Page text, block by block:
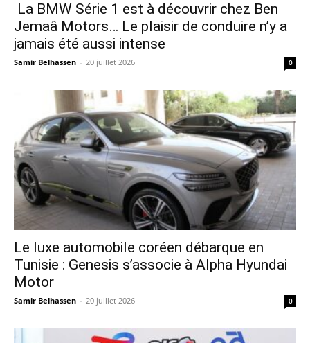
La BMW Série 1 est à découvrir chez Ben
Jemaâ Motors… Le plaisir de conduire n’y a
jamais été aussi intense
Samir Belhassen - 20 juillet 2026 0
Le luxe automobile coréen débarque en
Tunisie : Genesis s’associe à Alpha Hyundai
Motor
Samir Belhassen - 20 juillet 2026 0